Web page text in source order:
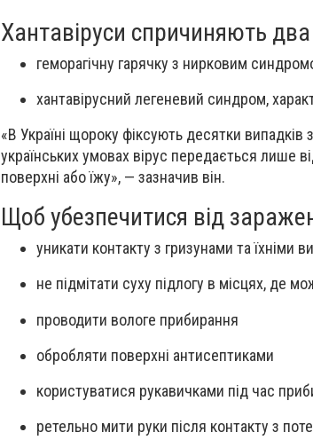
Хантавіруси спричиняють
геморагічну гарячку з нирковим
хантавірусний легеневий синдром,
«В Україні щороку фіксують десятки
українських умовах вірус передається лише
поверхні або їжу», — зазначив він.
Щоб убезпечитися від
уникати контакту з гризунами та їхніми
не підмітати суху підлогу в місцях, де
проводити вологе прибирання
обробляти поверхні антисептиками
користуватися рукавичками під час
ретельно мити руки після контакту з